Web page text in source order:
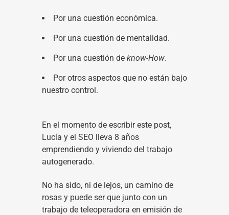
Por una cuestión económica.
Por una cuestión de mentalidad.
Por una cuestión de know-How.
Por otros aspectos que no están bajo
nuestro control.
En el momento de escribir este post,
Lucía y el SEO lleva 8 años
emprendiendo y viviendo del trabajo
autogenerado.
No ha sido, ni de lejos, un camino de
rosas y puede ser que junto con un
trabajo de teleoperadora en emisión de